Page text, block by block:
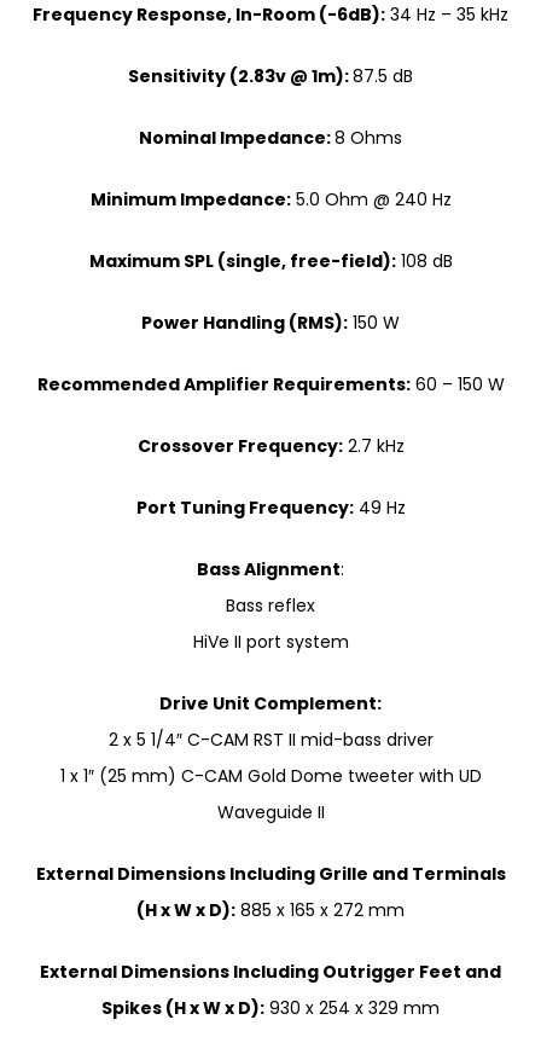
Frequency Response, In-Room (-6dB): 34 Hz – 35 kHz
Sensitivity (2.83v @ 1m):87.5 dB
Nominal Impedance:8 Ohms
Minimum Impedance:5.0 Ohm @ 240 Hz
Maximum SPL (single, free-field):108 dB
Power Handling (RMS): 150 W
Recommended Amplifier Requirements:60 – 150 W
Crossover Frequency:2.7 kHz
Port Tuning Frequency:49 Hz
Bass Alignment:
Bass reflex
HiVe II port system
Drive Unit Complement:
2 x 5 1/4″ C-CAM RST II mid-bass driver
1 x 1″ (25 mm) C-CAM Gold Dome tweeter with UD
Waveguide II
External Dimensions Including Grille and Terminals
(H x W x D): 885 x 165 x 272 mm
External Dimensions Including Outrigger Feet and
Spikes (H x W x D): 930 x 254 x 329 mm